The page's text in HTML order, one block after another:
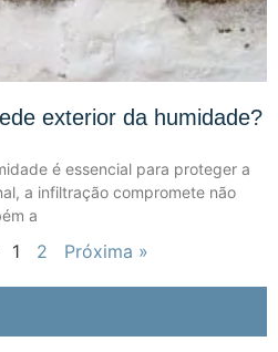
exterior da humidade?
é essencial para proteger a
a infiltração compromete não
a
1 2 Próxima »